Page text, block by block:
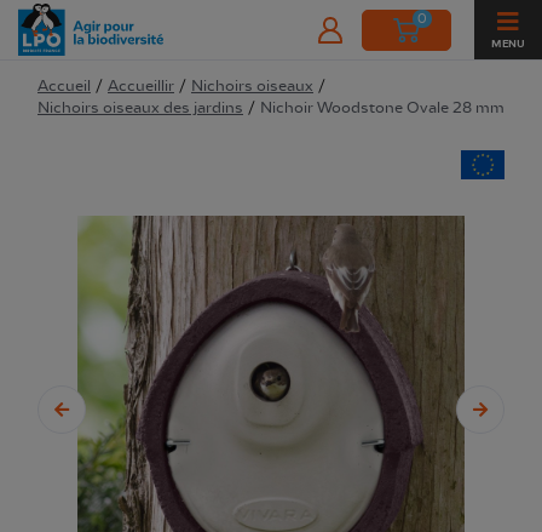
0
MENU
Accueil / Accueillir / Nichoirs oiseaux /
Nichoirs oiseaux des jardins / Nichoir Woodstone Ovale 28 mm